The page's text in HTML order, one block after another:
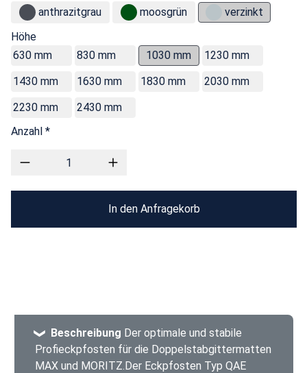
anthrazitgrau
moosgrün
verzinkt
Höhe
630 mm
830 mm 1030 mm
1230 mm
1430 mm
1630 mm 1830 mm
2030 mm
2230 mm
2430 mm
Anzahl *
In den Anfragekorb
Beschreibung Der optimale und stabile
Profieckpfosten für die Doppelstabgittermatten
MAX und MORITZ.Der Eckpfosten Typ QAE